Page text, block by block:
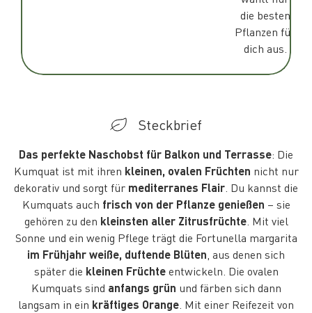
die besten
Pflanzen für
dich aus.
Steckbrief
Das perfekte Naschobst für Balkon und Terrasse: Die
Kumquat ist mit ihren kleinen, ovalen Früchten nicht nur
dekorativ und sorgt für mediterranes Flair. Du kannst die
Kumquats auch frisch von der Pflanze genießen – sie
gehören zu den kleinsten aller Zitrusfrüchte. Mit viel
Sonne und ein wenig Pflege trägt die Fortunella margarita
im Frühjahr weiße, duftende Blüten, aus denen sich
später die kleinen Früchteentwickeln. Die ovalen
Kumquats sind anfangs grün und färben sich dann
langsam in ein kräftiges Orange. Mit einer Reifezeit von